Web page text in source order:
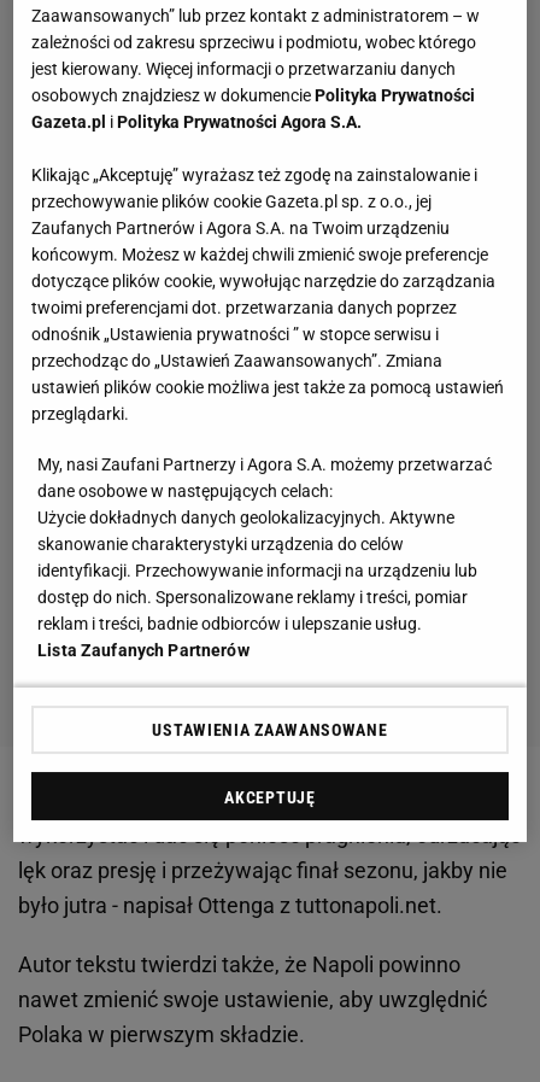
musi mieć tylko odwagę, by Milika
lęk oraz presję i przeżywając finał sezonu, jakby nie
było jutra - napisał Ottenga z tuttonapoli.net.
Autor tekstu twierdzi także, że Napoli powinno
nawet zmienić swoje ustawienie, aby uwzględnić
Polaka w pierwszym składzie.
Zaawansowanych” lub przez kontakt z administratorem – w
zależności od zakresu sprzeciwu i podmiotu, wobec którego
jest kierowany. Więcej informacji o przetwarzaniu danych
osobowych znajdziesz w dokumenciePolityka Prywatności
Gazeta.pl iPolityka Prywatności Agora S.A.
Klikając „Akceptuję” wyrażasz też zgodę na zainstalowanie i
przechowywanie plików cookie Gazeta.pl sp. z o.o., jej
Zaufanych Partnerów i Agora S.A. na Twoim urządzeniu
końcowym. Możesz w każdej chwili zmienić swoje preferencje
dotyczące plików cookie, wywołując narzędzie do zarządzania
twoimi preferencjami dot. przetwarzania danych poprzez
odnośnik „Ustawienia prywatności ” w stopce serwisu i
przechodząc do „Ustawień Zaawansowanych”. Zmiana
ustawień plików cookie możliwa jest także za pomocą ustawień
przeglądarki.
My, nasi Zaufani Partnerzy i Agora S.A. możemy przetwarzać
dane osobowe w następujących celach:
Użycie dokładnych danych geolokalizacyjnych. Aktywne
skanowanie charakterystyki urządzenia do celów
identyfikacji. Przechowywanie informacji na urządzeniu lub
dostęp do nich. Spersonalizowane reklamy i treści, pomiar
reklam i treści, badnie odbiorców i ulepszanie usług.
Lista Zaufanych Partnerów
USTAWIENIA ZAAWANSOWANE
AKCEPTUJĘ